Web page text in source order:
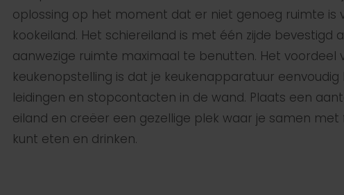
oplossing op het moment dat er niet genoeg ruimte is
kookeiland. Het schiereiland is met één zijde bevestigd
aanwezige ruimte maximaal te benutten. Het voordeel
keukenopstelling is dat je keukenapparatuur
leidingen en stopcontacten in de wand. Plaats een
eiland en creëer een gezellige plek waar je samen met
kunt eten en drinken.